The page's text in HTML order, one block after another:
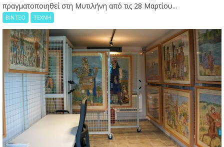
πραγματοποιηθεί στη Μυτιλήνη από τις 28 Μαρτίου...
ΒΙΝΤΕΟ ΤΕΧΝΗ